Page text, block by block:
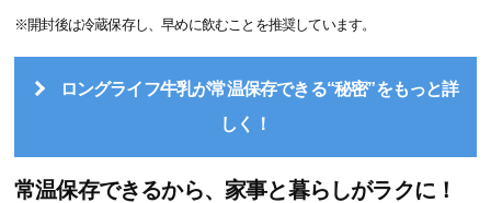
※開封後は冷蔵保存し、早めに飲むことを推奨しています。
ロングライフ牛乳が常温保存できる“秘密”をもっと詳
しく！
常温保存できるから、家事と暮らしがラクに！